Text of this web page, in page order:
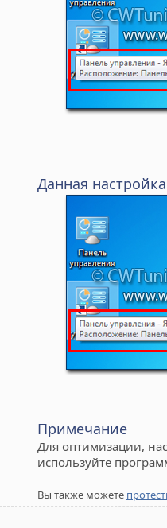
Данная
Примечание
Для оптимизации,
используйте
Вы также можете